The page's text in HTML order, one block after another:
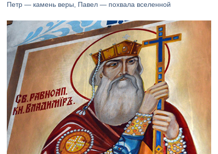
Петр — камень веры, Павел — похвала вселенной